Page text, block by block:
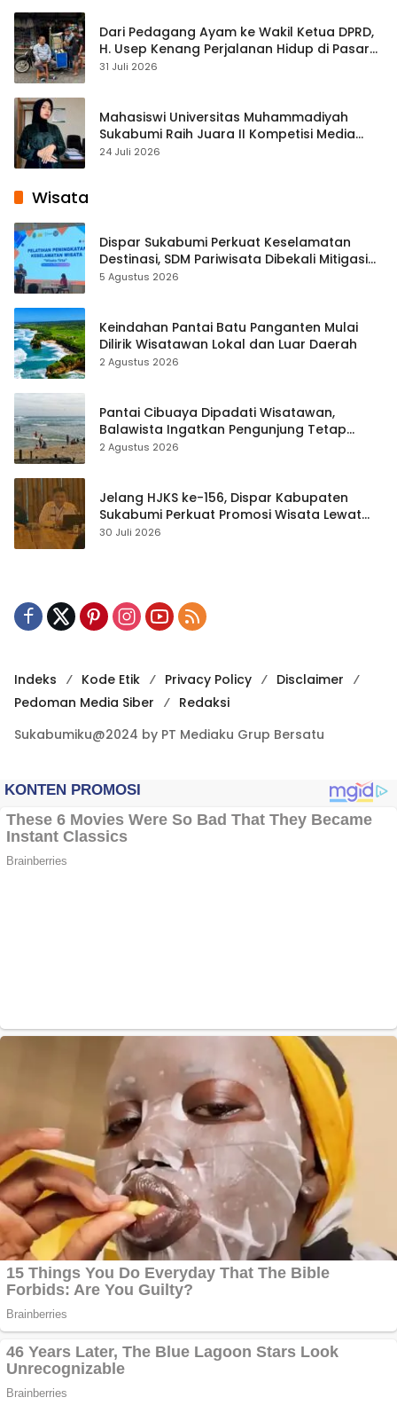
Dari Pedagang Ayam ke Wakil Ketua DPRD,
H. Usep Kenang Perjalanan Hidup di Pasar
Cisaat
31 Juli 2026
Mahasiswi Universitas Muhammadiyah
Sukabumi Raih Juara II Kompetisi Media
Pembelajaran Digital Tingkat Internasional
24 Juli 2026
Wisata
Dispar Sukabumi Perkuat Keselamatan
Destinasi, SDM Pariwisata Dibekali Mitigasi
hingga Teknik Evakuasi
5 Agustus 2026
Keindahan Pantai Batu Panganten Mulai
Dilirik Wisatawan Lokal dan Luar Daerah
2 Agustus 2026
Pantai Cibuaya Dipadati Wisatawan,
Balawista Ingatkan Pengunjung Tetap
Waspada
2 Agustus 2026
Jelang HJKS ke-156, Dispar Kabupaten
Sukabumi Perkuat Promosi Wisata Lewat
Publikasi Digital
30 Juli 2026
Indeks Kode Etik Privacy Policy
Disclaimer
Pedoman Media Siber
Redaksi
Sukabumiku@2024 by PT Mediaku Grup Bersatu